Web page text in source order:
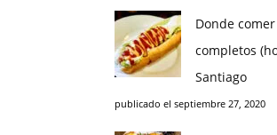
Donde
completos
Santiago
publicado el septiembre 27, 2020